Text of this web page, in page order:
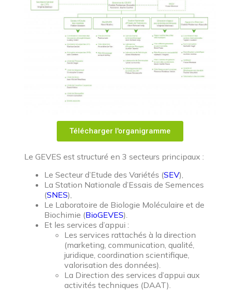
Télécharger l'organigramme
Le GEVES est structuré en 3 secteurs principaux :
Le Secteur d’Etude des Variétés (SEV),
La Station Nationale d’Essais de Semences
(SNES),
Le Laboratoire de Biologie Moléculaire et de
Biochimie (BioGEVES).
Et les services d’appui :
Les services rattachés à la direction
(marketing, communication, qualité,
juridique, coordination scientifique,
valorisation des données).
La Direction des services d’appui aux
activités techniques (DAAT).